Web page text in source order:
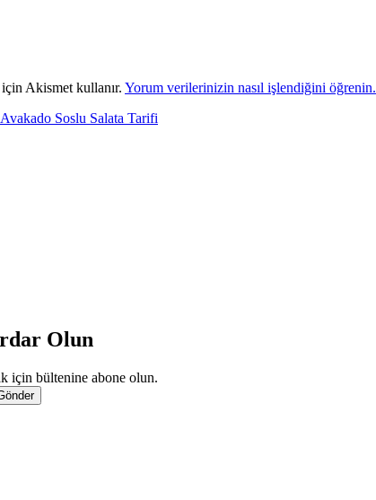
Akismet kullanır. Yorum verilerinizin nasıl işlendiğini öğrenin.
Soslu Salata Tarifi
Olun
için bültenine abone olun.